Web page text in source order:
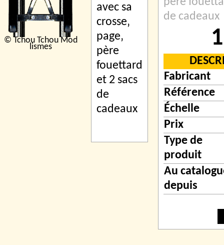
© Tchou Tchou Mod
lismes
de cadeaux
Fabricant
Référence
Échelle
Prix
Type de
produit
Au
depuis